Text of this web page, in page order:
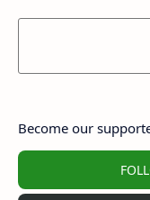
Become our